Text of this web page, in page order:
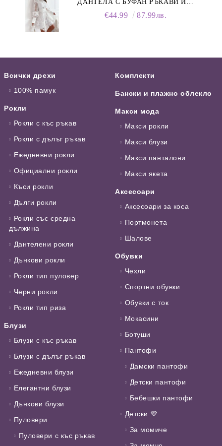
ДАНТЕЛА С БУФАН РЪКАВИ И
€44.99 87.99лв.
Всички дрехи
100% памук
Рокли
Рокли с къс ръкав
Рокли с дълъг ръкав
Ежедневни рокли
Официални рокли
Къси рокли
Дълги рокли
Рокли със средна
дължина
Дантелени рокли
Дънкови рокли
Рокли тип пуловер
Черни рокли
Рокли тип риза
Блузи
Блузи с къс ръкав
Блузи с дълъг ръкав
Ежедневни блузи
Елегантни блузи
Дънкови блузи
Пуловери
Пуловери с къс ръкав
Комплекти
Бански и плажно облекло
Макси мода
Макси рокли
Макси блузи
Макси панталони
Макси якета
Аксесоари
Аксесоари за коса
Портмонета
Шалове
Обувки
Чехли
Спортни обувки
Обувки с ток
Мокасини
Ботуши
Пантофи
Дамски пантофи
Детски пантофи
Бебешки пантофи
Детски 💜
За момиче